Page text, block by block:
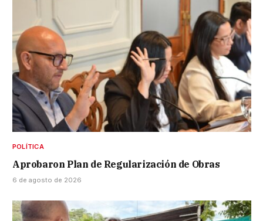
POLÍTICA
Aprobaron Plan de Regularización de Obras
6 de agosto de 2026